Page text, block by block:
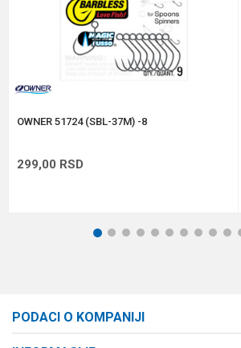
Anti-spam zaštita - izračunajte koliko je 6 - 1 :
OWNER 51724 (SBL-37M) -8
299,00 RSD
1 2 3 4 5 6 7 8 9 10
PODACI O KOMPANIJI